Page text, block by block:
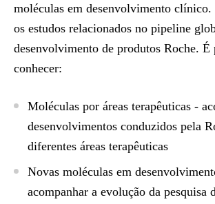
moléculas em desenvolvimento clínico.
os estudos relacionados no pipeline
desenvolvimento de produtos Roche. É
conhecer:
Moléculas por áreas terapêuticas -
desenvolvimentos conduzidos pela
diferentes áreas terapêuticas
Novas moléculas em
acompanhar a evolução da pesquisa